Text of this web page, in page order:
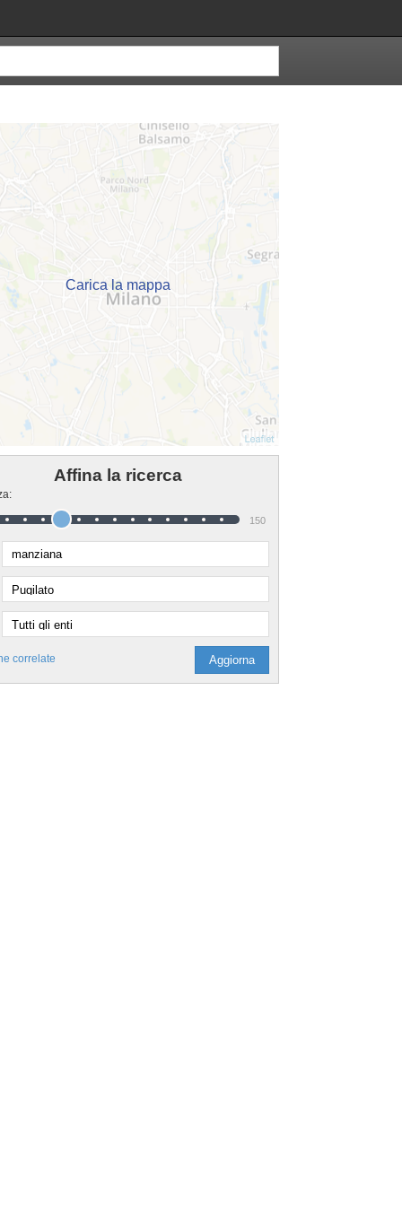
Carica la mappa
Affina la ricerca
150
correlate